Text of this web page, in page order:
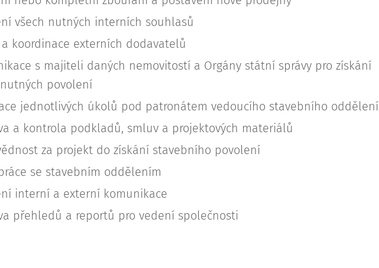
všech nutných interních souhlasů
a koordinace externích dodavatelů
s majiteli daných nemovitostí a Orgány státní správy pro získání
povolení
jednotlivých úkolů pod patronátem vedoucího stavebního oddělení
a kontrola podkladů, smluv a projektových materiálů
za projekt do získání stavebního povolení
se stavebním oddělením
interní a externí komunikace
přehledů a reportů pro vedení společnosti